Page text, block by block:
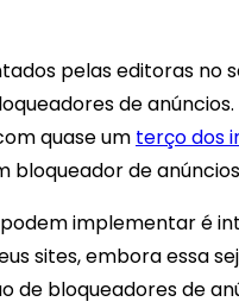
pelas editoras
de
quase um terço dos
bloqueador de
implementar é
sites, embora essa
de bloqueadores de